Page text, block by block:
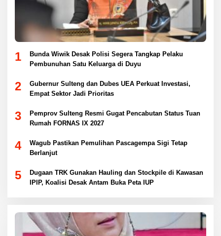
1
Bunda Wiwik Desak Polisi Segera Tangkap Pelaku
Pembunuhan Satu Keluarga di Duyu
2
Gubernur Sulteng dan Dubes UEA Perkuat Investasi,
Empat Sektor Jadi Prioritas
3
Pemprov Sulteng Resmi Gugat Pencabutan Status Tuan
Rumah FORNAS IX 2027
4
Wagub Pastikan Pemulihan Pascagempa Sigi Tetap
Berlanjut
5
Dugaan TRK Gunakan Hauling dan Stockpile di Kawasan
IPIP, Koalisi Desak Antam Buka Peta IUP